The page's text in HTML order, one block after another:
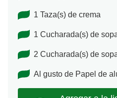
1 Taza(s) de crema
1 Cucharada(s) de
2 Cucharada(s) de
Al gusto de Papel de